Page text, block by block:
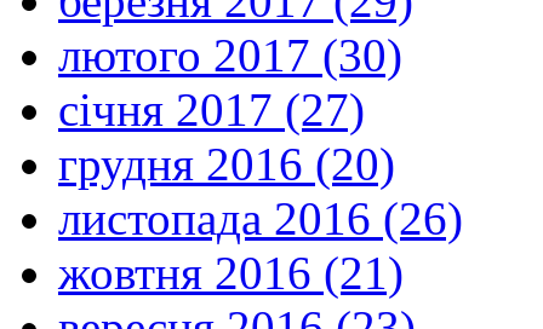
лютого 2017 (30)
січня 2017 (27)
грудня 2016 (20)
листопада 2016 (26)
жовтня 2016 (21)